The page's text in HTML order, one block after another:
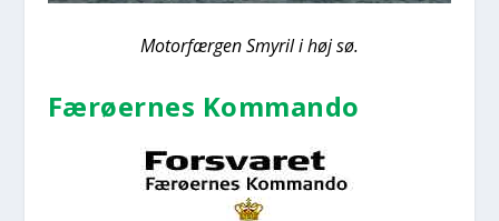
Motor­fær­gen Smy­ril i høj sø.
Færø­er­nes Kom­man­do